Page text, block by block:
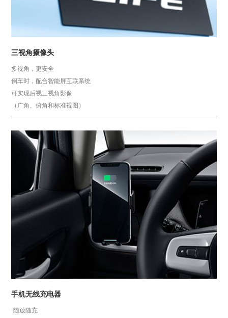
三视角摄像头
多视角，更安全
倒车时，配合智能屏互联系统
可实现后视三视角影像
（广角、俯角和标准视图）
手机无线充电器
·随放随充